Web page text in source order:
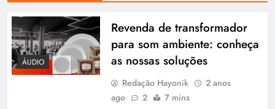
ÁUDIO
Revenda de transformador
para som ambiente: conheça
as nossas soluções
Redação Hayonik
2 anos
ago
2 7 mins